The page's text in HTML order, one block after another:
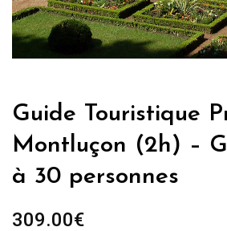
Guide Touristique
Montluçon (2h) –
à 30 personnes
309.00€